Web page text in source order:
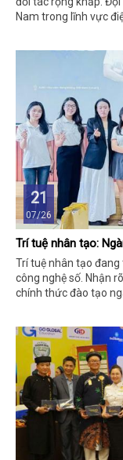
Nam trong lĩnh vực
21
07/26
Trí tuệ nhân tạo:
Trí tuệ nhân tạo
công nghệ số. Nhận
chính thức đào tạo